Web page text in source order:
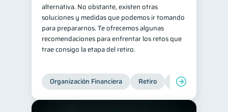
alternativa. No obstante, existen otras
soluciones y medidas que podemos ir tomando
para prepararnos. Te ofrecemos algunas
recomendaciones para enfrentar los retos que
trae consigo la etapa del retiro.
Organización Financiera Retiro Cuenta